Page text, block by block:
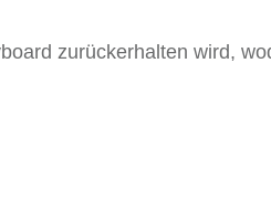
zurückerhalten wird,